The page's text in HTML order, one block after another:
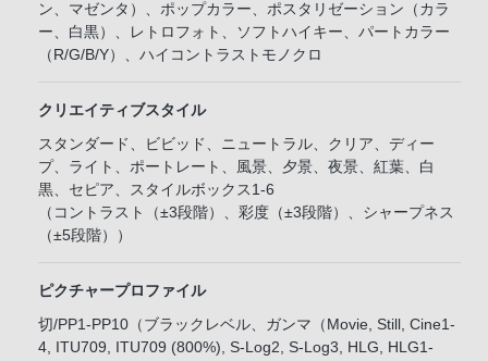
ン、マゼンタ）、ポップカラー、ポスタリゼーション（カラ
ー、白黒）、レトロフォト、ソフトハイキー、パートカラー
（R/G/B/Y）、ハイコントラストモノクロ
クリエイティブスタイル
スタンダード、ビビッド、ニュートラル、クリア、ディー
プ、ライト、ポートレート、風景、夕景、夜景、紅葉、白
黒、セピア、スタイルボックス1-6
（コントラスト（±3段階）、彩度（±3段階）、シャープネス
（±5段階））
ピクチャープロファイル
切/PP1-PP10（ブラックレベル、ガンマ（Movie, Still, Cine1-
4, ITU709, ITU709 (800%), S-Log2, S-Log3, HLG, HLG1-